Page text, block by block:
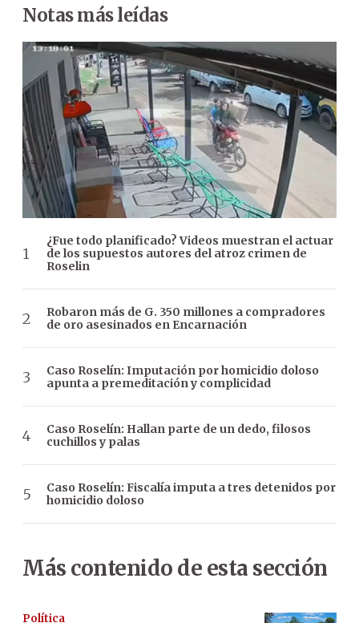
Notas más leídas
¿Fue todo planificado? Videos muestran el actuar
de los supuestos autores del atroz crimen de
Roselin
Robaron más de G. 350 millones a compradores
de oro asesinados en Encarnación
Caso Roselín: Imputación por homicidio doloso
apunta a premeditación y complicidad
Caso Roselín: Hallan parte de un dedo, filosos
cuchillos y palas
Caso Roselín: Fiscalía imputa a tres detenidos por
homicidio doloso
Más contenido de esta sección
Política